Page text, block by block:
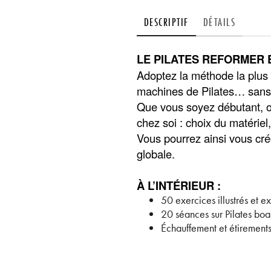
DESCRIPTIF DÉTAILS
LE PILATES REFORMER
Adoptez la méthode la
machines de Pilates…
Que vous soyez débutant,
chez soi : choix du
Vous pourrez ainsi vous
globale.
À L’INTÉRIEUR :
50 exercices illustrés et
20 séances sur Pilates
Échauffement et